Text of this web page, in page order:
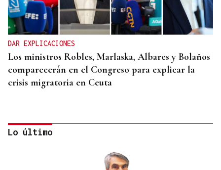
DAR EXPLICACIONES
Los ministros Robles, Marlaska, Albares y Bolaños
comparecerán en el Congreso para explicar la
crisis migratoria en Ceuta
Lo último